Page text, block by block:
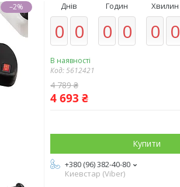
–2% Днів
0 0
Годин
0 0
Хвилин
0 0
В наявності
Код:5612421
4 789 ₴
4 693 ₴
Купити
+380 (96) 382-40-80
Киевстар (Viber)